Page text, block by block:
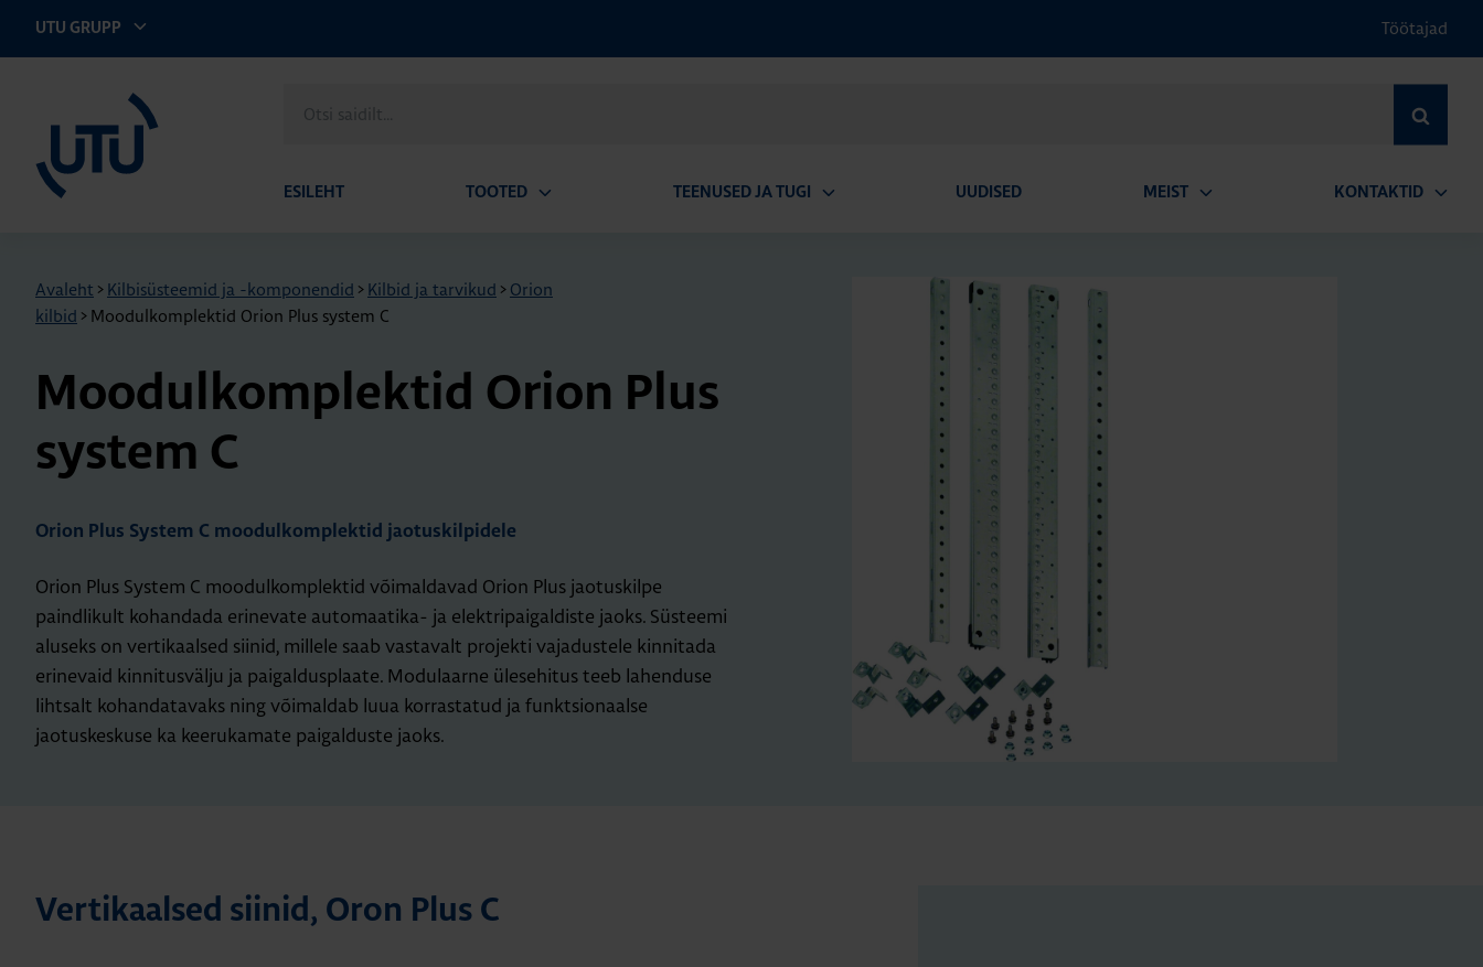
UTU GRUPP Töötajad
saidilt
ESILEHT TOOTED TEENUSED JA TUGI UUDISED MEIST KONTAKTID
Avaleht > Kilbisüsteemid ja -komponendid > Kilbid ja tarvikud > Orion
kilbid > Moodulkomplektid Orion Plus system C
Moo­dul­komp­lek­tid Orion Plus
sys­tem C
Orion Plus System C moodulkomplektid jaotuskilpidele
Orion Plus System C moodulkomplektid võimaldavad Orion Plus jaotuskilpe
paindlikult kohandada erinevate automaatika- ja elektripaigaldiste jaoks. Süsteemi
aluseks on vertikaalsed siinid, millele saab vastavalt projekti vajadustele kinnitada
erinevaid kinnitusvälju ja paigaldusplaate. Modulaarne ülesehitus teeb lahenduse
lihtsalt kohandatavaks ning võimaldab luua korrastatud ja funktsionaalse
jaotuskeskuse ka keerukamate paigalduste jaoks.
Ver­ti­kaal­sed sii­nid, Oron Plus C